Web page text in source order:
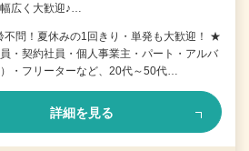
広く大歓迎♪…
不問！夏休みの1回きり・単発も大歓迎！ ★
・契約社員・個人事業主・パート・アルバ
・フリーターなど、20代～50代…
詳細を見る